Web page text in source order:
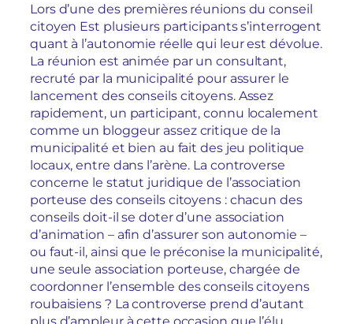
Lors d’une des premières réunions du conseil
citoyen Est plusieurs participants s’interrogent
quant à l’autonomie réelle qui leur est dévolue.
La réunion est animée par un consultant,
recruté par la municipalité pour assurer le
lancement des conseils citoyens. Assez
rapidement, un participant, connu localement
comme un bloggeur assez critique de la
municipalité et bien au fait des jeu politique
locaux, entre dans l’arène. La controverse
concerne le statut juridique de l’association
porteuse des conseils citoyens : chacun des
conseils doit-il se doter d’une association
d’animation – afin d’assurer son autonomie –
ou faut-il, ainsi que le préconise la municipalité,
une seule association porteuse, chargée de
coordonner l’ensemble des conseils citoyens
roubaisiens ? La controverse prend d’autant